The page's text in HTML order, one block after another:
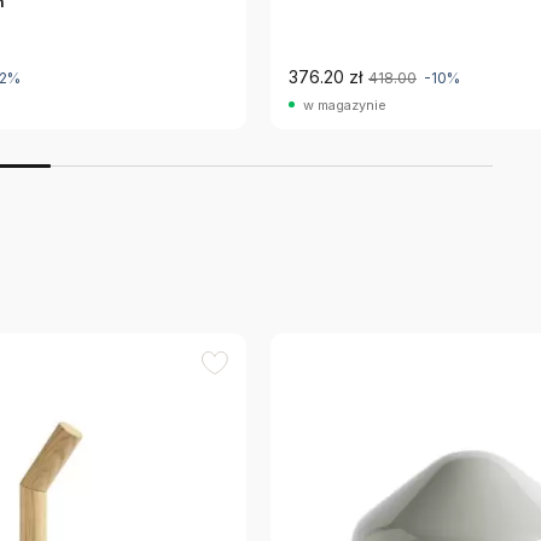
376.20 zł 418.00 -10%
w magazynie